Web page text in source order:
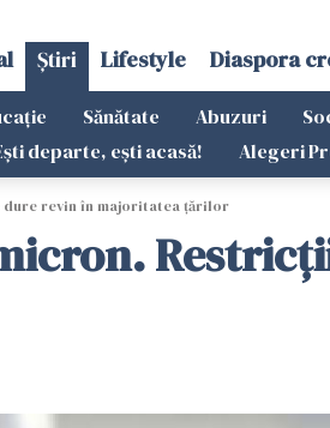
Știri Lifestyle Diaspora
Sănătate Abuzuri
departe, ești acasă! Alegeri
revin în majoritatea țărilor